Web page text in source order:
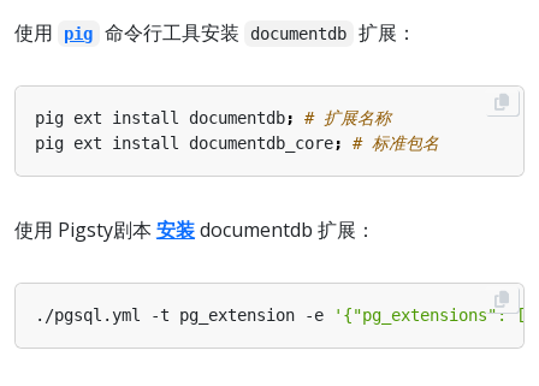
使用 pig 命令行工具安装 documentdb 扩展：
pig ext install documentdb;
# 扩展名称
pig ext install documentdb_core; # 标准包名
使用 Pigsty剧本 安装documentdb 扩展：
./pgsql.yml -t pg_extension -e '{"pg_extensions":